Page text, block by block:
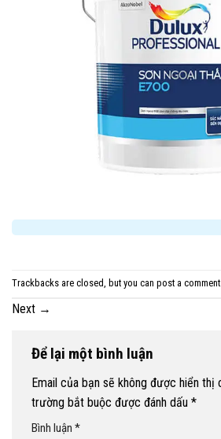
Trackbacks are closed, but you can post a comment
Next →
Để lại một bình luận
Email của bạn sẽ không được hiển thị
trường bắt buộc được đánh dấu *
Bình luận *